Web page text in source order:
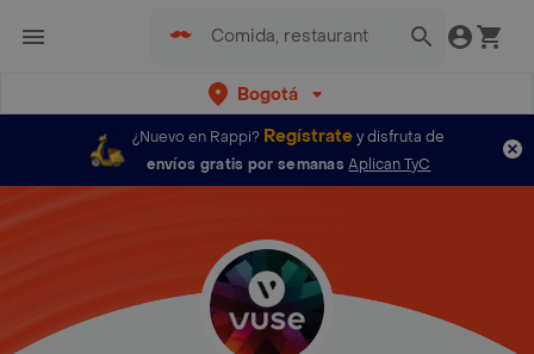
Bogotá
¿Nuevo en Rappi? Regístratey disfruta de
envíos gratis por semanas Aplican TyC